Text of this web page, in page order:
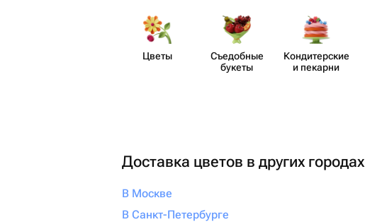
Цветы
Съедобные
букеты
Кондит​ерские
и пекарни
Доставка цветов в других городах
В Москве
В Санкт-Петербурге